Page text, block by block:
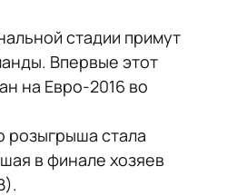
стадии примут
Впервые этот
на Евро-2016 во
розыгрыша стала
в финале хозяев